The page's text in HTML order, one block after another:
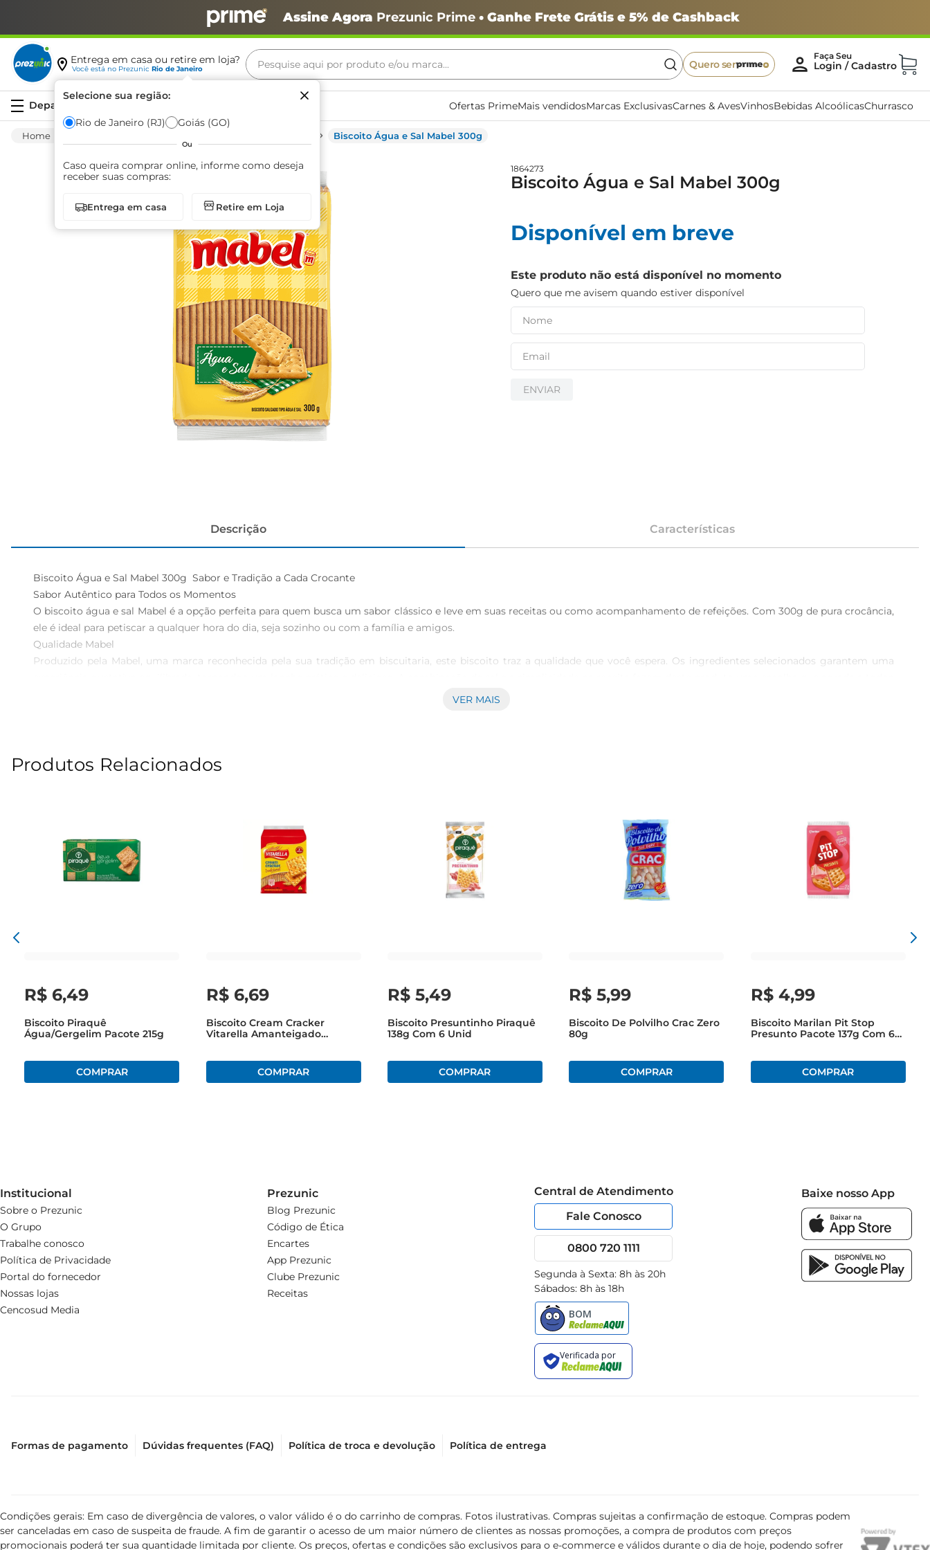
Assine Agora Prezunic Prime• Ganhe Frete Grátis e 5% de Cashback
Entrega em casa ou retire em loja?
Você está no Prezunic Rio de Janeiro
Selecione sua região:
Rio de Janeiro (RJ) Goiás (GO)
Ou
Caso queira comprar online, informe como deseja
receber suas compras:
Entrega em casa Retire em Loja
Pesquise aqui por produto e/ou marca...
Quero ser
Ofertas PrimeMais vendidosMarcas ExclusivasCarnes & AvesVinhosBebidas AlcoólicasChurrasco
Biscoito Água e Sal Mabel 300g
1864273
Biscoito Água e Sal Mabel 300g
Disponível em breve
Este produto não está disponível no momento
Quero que me avisem quando estiver disponível
ENVIAR
Descrição Características
Biscoito Água e Sal Mabel 300g  Sabor e Tradição a Cada Crocante
Sabor Autêntico para Todos os Momentos
O biscoito água e sal Mabel é a opção perfeita para quem busca um sabor clássico e leve em suas receitas ou como acompanhamento de refeições. Com 300g de pura crocância,
ele é ideal para petiscar a qualquer hora do dia, seja sozinho ou com a família e amigos.
Qualidade Mabel
Produzido pela Mabel, uma marca reconhecida pela sua tradição em biscuitaria, este biscoito traz a qualidade que você espera. Os ingredientes selecionados garantem uma
Experimente o biscoito água e sal Mabel como base para canapés ou como um ingrediente em suas receitas de tortas salgadas. Sua textura perfeita e sabor neutro permitem
adição à sua despensa, garantindo praticidade e sabor ao seu dia a dia.
VER MAIS
Produtos Relacionados
R$ 6,49
Biscoito Piraquê
Água/Gergelim Pacote 215g
R$ 6,69
Biscoito Cream Cracker
Vitarella Amanteigado
R$ 5,49
Biscoito Presuntinho Piraquê
138g Com 6 Unid
R$ 5,99
Biscoito De Polvilho Crac Zero
80g
R$ 4,99
Biscoito Marilan Pit Stop
Presunto Pacote 137g Com 6
Institucional
Sobre o Prezunic
O Grupo
Trabalhe conosco
Política de Privacidade
Portal do fornecedor
Nossas lojas
Cencosud Media
Prezunic
Blog Prezunic
Código de Ética
Encartes
App Prezunic
Clube Prezunic
Receitas
Central de Atendimento
Fale Conosco
0800 720 1111
Segunda à Sexta: 8h às 20h
Sábados: 8h às 18h
Baixe nosso App
Formas de pagamento Dúvidas frequentes (FAQ) Política de troca e devolução Política de entrega
Condições gerais: Em caso de divergência de valores, o valor válido é o do carrinho de compras. Fotos ilustrativas. Compras sujeitas a confirmação de estoque. Compras podem
ser canceladas em caso de suspeita de fraude. A fim de garantir o acesso de um maior número de clientes as nossas promoções, a compra de produtos com preços
promocionais poderá ter sua quantidade limitada por cliente. Os preços, ofertas e condições são exclusivos para o e-commerce e válidos durante o dia de hoje, podendo sofrer
Termos mais buscados
café
arroz
azeite
biscoito
cerveja
iogurte
papel higiênico